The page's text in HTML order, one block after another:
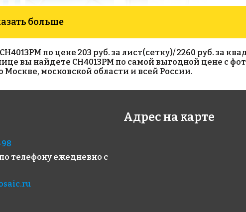
на сетке
больше
по цене 203 руб. за лист(сетку)/ 2260 руб. за
вы найдете CH4013PM по самой выгодной цене с
московской области и всей России.
телефону ежедневно с
Адрес на карте